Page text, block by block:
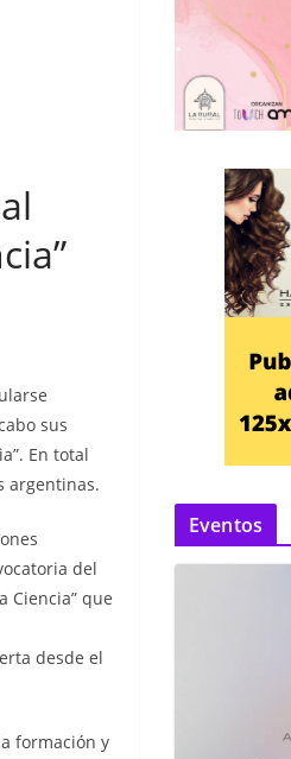
sus
En total
argentinas.
del
Ciencia” que
desde el
formación y
Eventos